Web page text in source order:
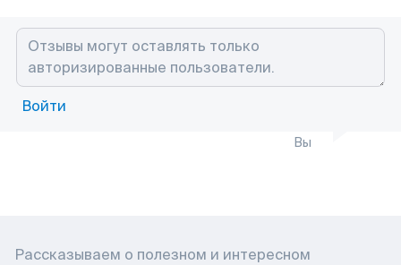
Войти
Вы
Рассказываем о полезном и интересном